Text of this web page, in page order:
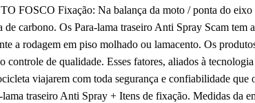
FOSCO Fixação: Na balança da moto / ponta do
de carbono. Os Para-lama traseiro Anti Spray Scam
a rodagem em piso molhado ou lamacento. Os
controle de qualidade. Esses fatores, aliados à
viajarem com toda segurança e confiabilidade que
lama traseiro Anti Spray + Itens de fixação. Medidas da